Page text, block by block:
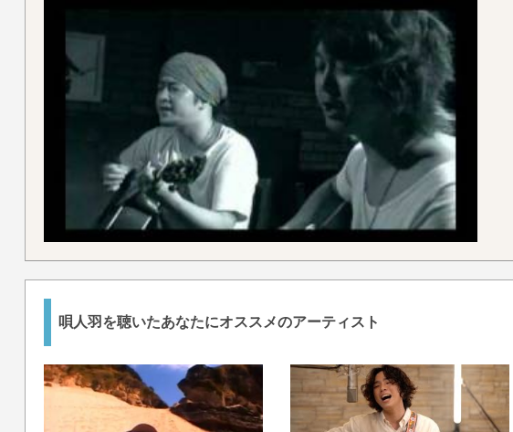
唄人羽を聴いたあなたにオススメのアーティスト